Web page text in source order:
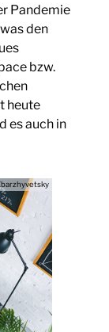
Pandemie
den
bzw.
heute
es auch in